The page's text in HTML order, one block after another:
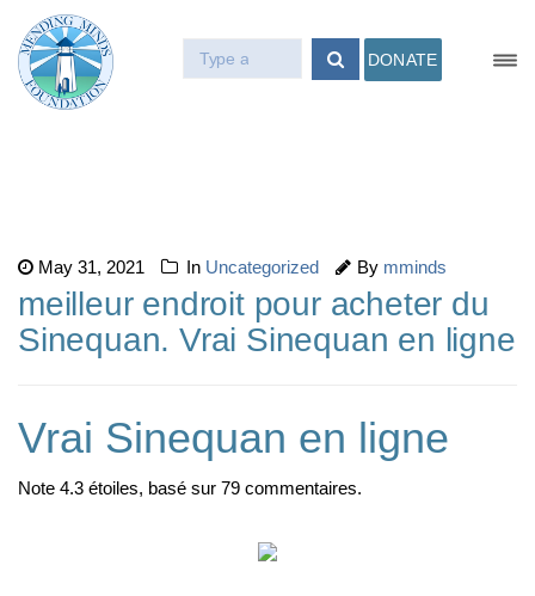
DONATE
May 31, 2021 In Uncategorized By mminds
meilleur endroit pour acheter du
Sinequan. Vrai Sinequan en ligne
Vrai Sinequan en ligne
Note 4.3 étoiles, basé sur 79 commentaires.